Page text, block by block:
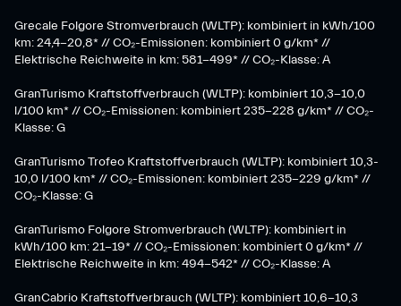
Grecale Folgore Stromverbrauch (WLTP): kombiniert in kWh/100
km: 24,4-20,8* // CO₂-Emissionen: kombiniert 0 g/km* //
Elektrische Reichweite in km: 581-499* // CO₂-Klasse: A
GranTurismo Kraftstoffverbrauch (WLTP): kombiniert 10,3-10,0
l/100 km* // CO₂-Emissionen: kombiniert 235-228 g/km* // CO₂-
Klasse: G
GranTurismo Trofeo Kraftstoffverbrauch (WLTP): kombiniert 10,3-
10,0 l/100 km* // CO₂-Emissionen: kombiniert 235-229 g/km* //
CO₂-Klasse: G
GranTurismo Folgore Stromverbrauch (WLTP): kombiniert in
kWh/100 km: 21-19* // CO₂-Emissionen: kombiniert 0 g/km* //
Elektrische Reichweite in km: 494-542* // CO₂-Klasse: A
GranCabrio Kraftstoffverbrauch (WLTP): kombiniert 10,6-10,3